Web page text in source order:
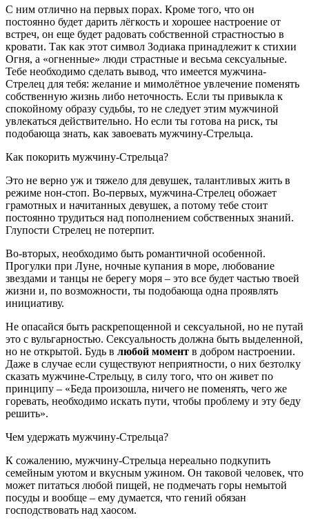
С ним отлично на первых порах. Кроме того, что он
постоянно будет дарить лёгкость и хорошее настроение от
встреч, он еще будет радовать собственной страстностью в
кровати. Так как этот символ Зодиака принадлежит к стихии
Огня, а «огненные» люди страстные и весьма сексуальные.
Тебе необходимо сделать вывод, что имеется мужчина-
Стрелец для тебя: желание и мимолётное увлечение поменять
собственную жизнь либо неточность. Если ты привыкла к
спокойному образу судьбы, то не следует этим мужчиной
увлекаться действительно. Но если ты готова на риск, ты
подобающа знать, как завоевать мужчину-Стрельца.
Как покорить мужчину-Стрельца?
Это не верно уж и тяжело для девушек, талантливых жить в
режиме нон-стоп. Во-первых, мужчина-Стрелец обожает
грамотных и начитанных девушек, а потому тебе стоит
постоянно трудиться над пополнением собственных знаний.
Глупости Стрелец не потерпит.
Во-вторых, необходимо быть романтичной особенной.
Прогулки при Луне, ночные купания в море, любование
звездами и танцы не берегу моря – это все будет частью твоей
жизни и, по возможности, ты подобающа одна проявлять
инициативу.
Не опасайся быть раскрепощенной и сексуальной, но не путай
это с вульгарностью. Сексуальность должна быть выделенной,
но не открытой. Будь в любой момент в добром настроении.
Даже в случае если существуют неприятности, о них безтолку
сказать мужчине-Стрельцу, в силу того, что он живет по
принципу – «Беда произошла, ничего не поменять, чего же
горевать, необходимо искать пути, чтобы проблему и эту беду
решить».
Чем удержать мужчину-Стрельца?
К сожалению, мужчину-Стрельца нереально подкупить
семейным уютом и вкусным ужином. Он таковой человек, что
может питаться любой пищей, не подмечать горы немытой
посуды и вообще – ему думается, что гений обязан
господствовать над хаосом.